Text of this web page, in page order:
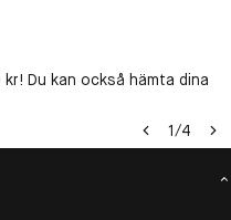
Du kan också hämta dina
1/4